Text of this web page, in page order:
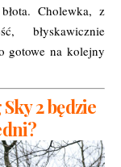
Cholewka, z
błyskawicznie
gotowe na kolejny
2 będzie